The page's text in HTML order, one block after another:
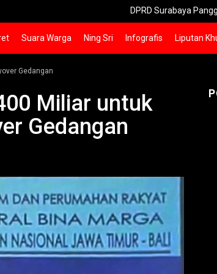
DPRD Surabaya Panggil Pemilik
Suara Warga Ning Sri Infografis Liputan
Gedangan
Miliar untuk
Gedangan